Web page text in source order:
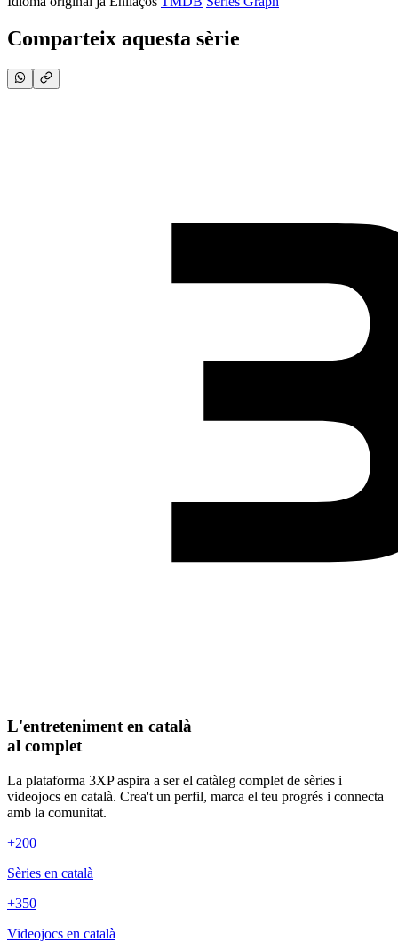
Comparteix aquesta sèrie
L'entreteniment en català
al complet
La plataforma 3XP aspira a ser el catàleg complet de sèries i
videojocs en català. Crea't un perfil, marca el teu progrés i connecta
amb la comunitat.
+200
Sèries en català
+350
Videojocs en català